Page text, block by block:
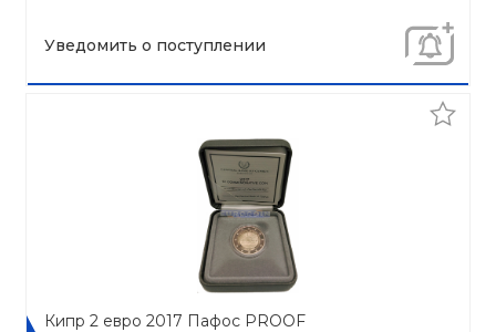
Уведомить о поступлении
Кипр 2 евро 2017 Пафос PROOF